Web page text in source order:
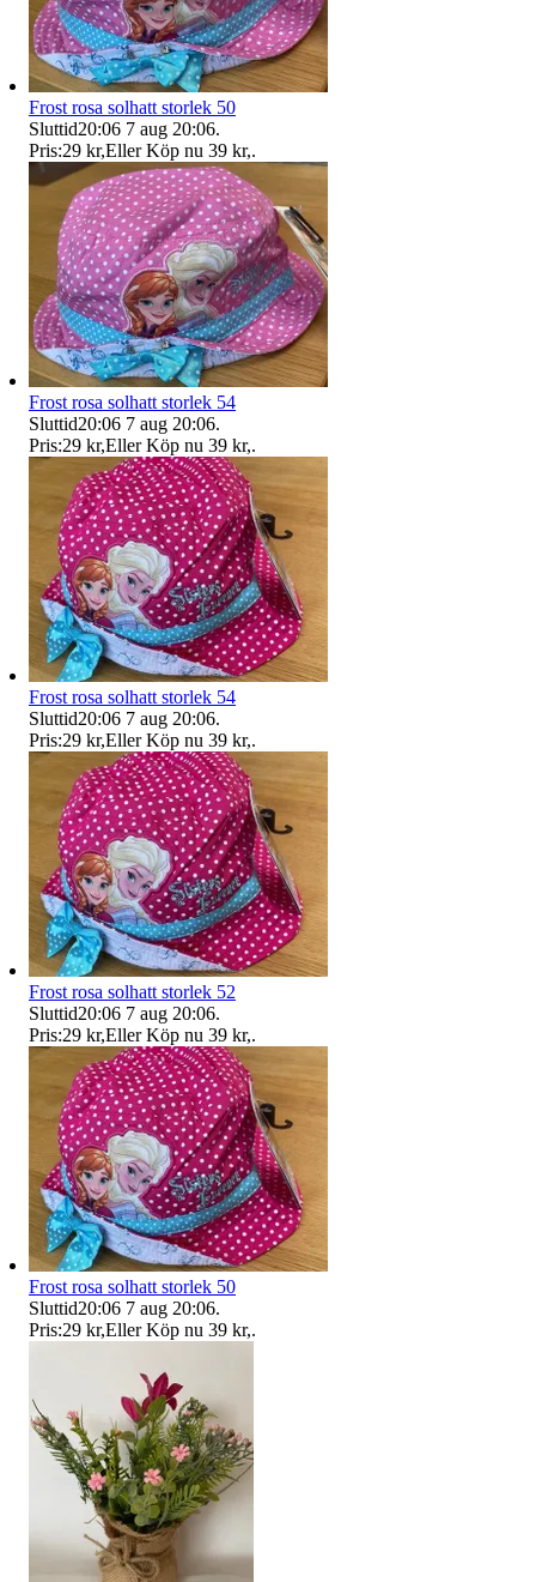
Frost rosa solhatt storlek 50
Sluttid20:06 7 aug 20:06.
Pris:29 kr,Eller Köp nu 39 kr,.
Frost rosa solhatt storlek 54
Sluttid20:06 7 aug 20:06.
Pris:29 kr,Eller Köp nu 39 kr,.
Frost rosa solhatt storlek 54
Sluttid20:06 7 aug 20:06.
Pris:29 kr,Eller Köp nu 39 kr,.
Frost rosa solhatt storlek 52
Sluttid20:06 7 aug 20:06.
Pris:29 kr,Eller Köp nu 39 kr,.
Frost rosa solhatt storlek 50
Sluttid20:06 7 aug 20:06.
Pris:29 kr,Eller Köp nu 39 kr,.